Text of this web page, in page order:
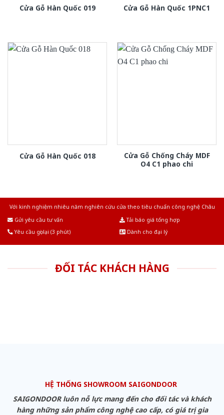
Cửa Gỗ Hàn Quốc 019 Cửa Gỗ Hàn Quốc 1PNC1
Cửa Gỗ Hàn Quốc 018
Cửa Gỗ Chống Cháy MDF
O4 C1 phao chi
Với kinh nghiệm nhiêu năm nghiên cứu cửa theo tiêu chuẩn công nghệ Châu
Gửi yêu cầu tư vấn
Tải báo giá tổng hợp
Yêu cầu gọi lại (3 phút)
Dành cho đại lý
ĐỐI TÁC KHÁCH HÀNG
HỆ THỐNG SHOWROOM SAIGONDOOR
SAIGONDOOR luôn nỗ lực mang đến cho đối tác và khách
hàng những sản phẩm công nghệ cao cấp, có giá trị gia